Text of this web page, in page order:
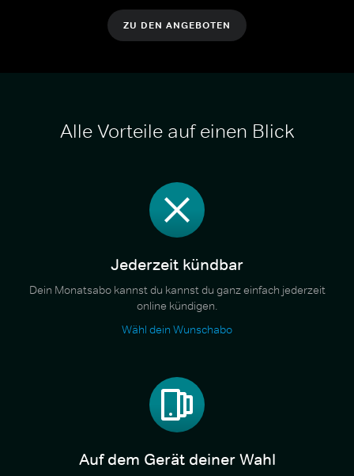
ZU DEN ANGEBOTEN
Alle Vorteile auf einen Blick
Jederzeit kündbar
Dein Monatsabo kannst du kannst du ganz einfach jederzeit
online kündigen.
Wähl dein Wunschabo
Auf dem Gerät deiner Wahl